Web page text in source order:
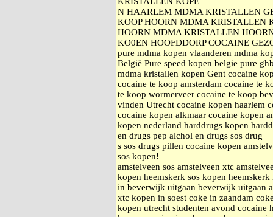
N HAARLEM MDMA KRISTALLEN
KOOP HOORN MDMA KRISTALLEN
HOORN MDMA KRISTALLEN
KO0EN HOOFDDORP COCAINE
pure mdma kopen vlaanderen mdma
België Pure speed kopen belgie pure
mdma kristallen kopen Gent cocaine
cocaine te koop amsterdam cocaine te
te koop wormerveer cocaine te koop
vinden Utrecht cocaine kopen haarlem
cocaine kopen alkmaar cocaine kopen
kopen nederland harddrugs kopen
en drugs pep alchol en drugs sos drug
s sos drugs pillen cocaine kopen
sos kopen!
amstelveen sos amstelveen xtc
kopen heemskerk sos kopen
in beverwijk uitgaan beverwijk uitgaan
xtc kopen in soest coke in zaandam
kopen utrecht studenten avond